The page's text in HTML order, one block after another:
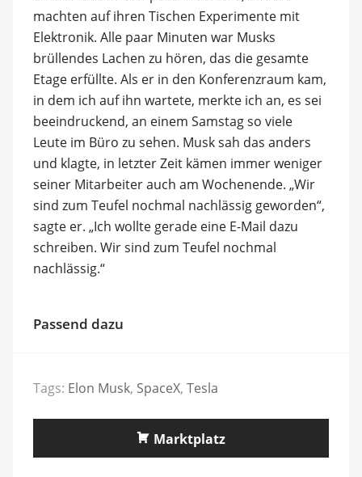
machten auf ihren Tischen Experimente mit
Elektronik. Alle paar Minuten war Musks
brüllendes Lachen zu hören, das die gesamte
Etage erfüllte. Als er in den Konferenzraum kam,
in dem ich auf ihn wartete, merkte ich an, es sei
beeindruckend, an einem Samstag so viele
Leute im Büro zu sehen. Musk sah das anders
und klagte, in letzter Zeit kämen immer weniger
seiner Mitarbeiter auch am Wochenende. „Wir
sind zum Teufel nochmal nachlässig geworden“,
sagte er. „Ich wollte gerade eine E-Mail dazu
schreiben. Wir sind zum Teufel nochmal
nachlässig.“
Passend dazu
Tags: Elon Musk, SpaceX, Tesla
Marktplatz